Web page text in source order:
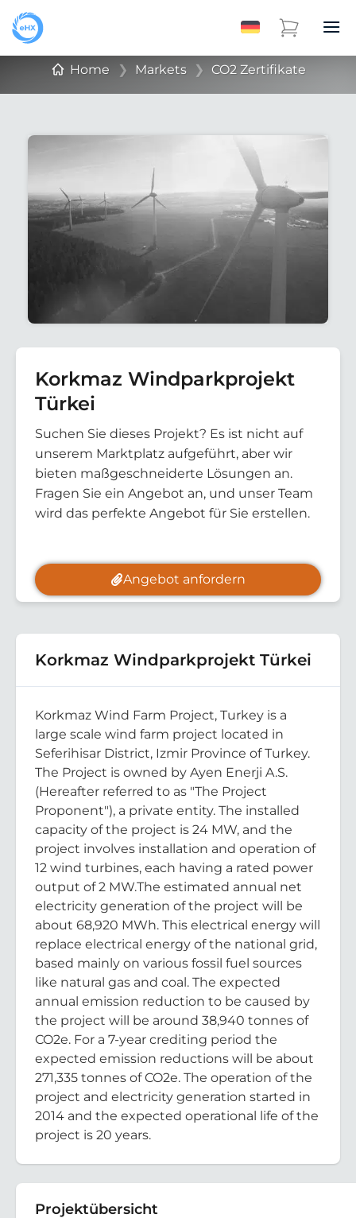
Home ❯ Markets ❯ CO2 Zertifikate
Korkmaz Windparkprojekt
Türkei
Suchen Sie dieses Projekt? Es ist nicht auf
unserem Marktplatz aufgeführt, aber wir
bieten maßgeschneiderte Lösungen an.
Fragen Sie ein Angebot an, und unser Team
wird das perfekte Angebot für Sie erstellen.
Angebot anfordern
Korkmaz Windparkprojekt Türkei
Korkmaz Wind Farm Project, Turkey is a
large scale wind farm project located in
Seferihisar District, Izmir Province of Turkey.
The Project is owned by Ayen Enerji A.S.
(Hereafter referred to as "The Project
Proponent"), a private entity. The installed
capacity of the project is 24 MW, and the
project involves installation and operation of
12 wind turbines, each having a rated power
output of 2 MW.The estimated annual net
electricity generation of the project will be
about 68,920 MWh. This electrical energy will
replace electrical energy of the national grid,
based mainly on various fossil fuel sources
like natural gas and coal. The expected
annual emission reduction to be caused by
the project will be around 38,940 tonnes of
CO2e. For a 7-year crediting period the
expected emission reductions will be about
271,335 tonnes of CO2e. The operation of the
project and electricity generation started in
2014 and the expected operational life of the
project is 20 years.
Projektübersicht